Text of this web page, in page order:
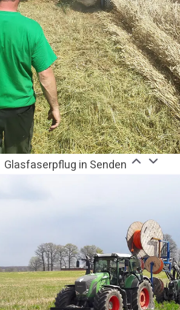
Glasfaserpflug in Senden